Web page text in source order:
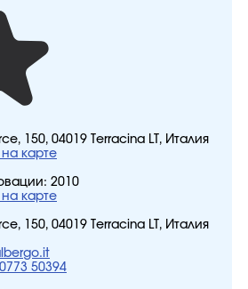
150, 04019 Terracina LT, Италия
карте
2010
карте
150, 04019 Terracina LT, Италия
50394